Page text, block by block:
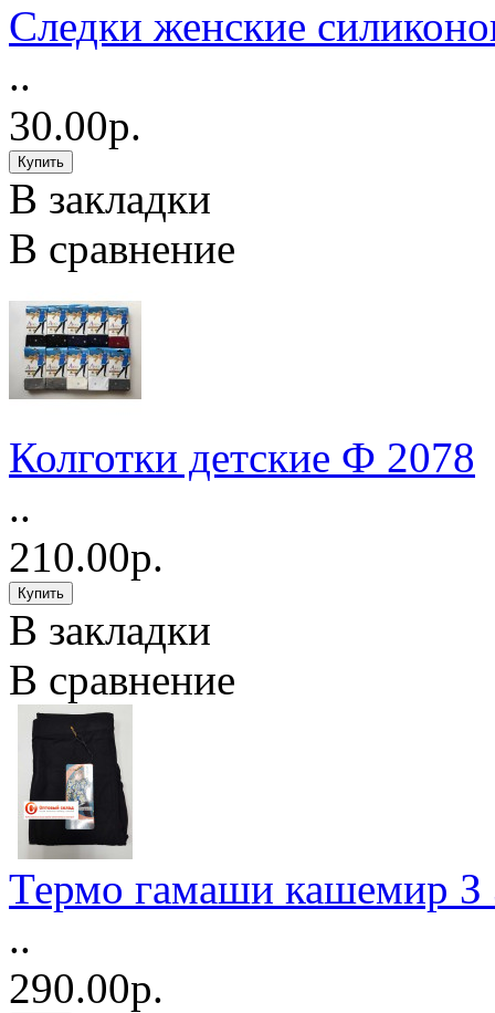
Следки женские
..
30.00р.
В закладки
В сравнение
Колготки детские Ф 2078
..
210.00р.
В закладки
В сравнение
Термо гамаши кашемир З
..
290.00р.